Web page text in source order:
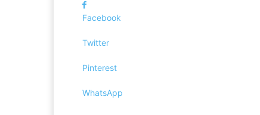
Facebook
Twitter
Pinterest
WhatsApp